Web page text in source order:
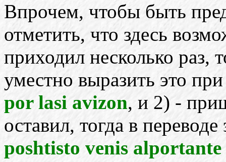
Впрочем, чтобы быть
отметить, что здесь
приходил несколько раз,
уместно выразить это
por lasi avizon, и 2) -
оставил, тогда в
poshtisto venis